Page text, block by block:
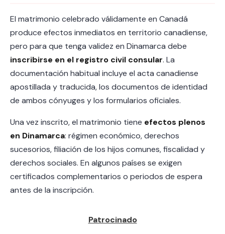
El matrimonio celebrado válidamente en Canadá
produce efectos inmediatos en territorio canadiense,
pero para que tenga validez en Dinamarca debe
inscribirse en el registro civil consular. La
documentación habitual incluye el acta canadiense
apostillada y traducida, los documentos de identidad
de ambos cónyuges y los formularios oficiales.
Una vez inscrito, el matrimonio tiene efectos plenos
en Dinamarca: régimen económico, derechos
sucesorios, filiación de los hijos comunes, fiscalidad y
derechos sociales. En algunos países se exigen
certificados complementarios o periodos de espera
antes de la inscripción.